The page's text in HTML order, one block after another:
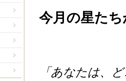
今月の星た
「あなたは、